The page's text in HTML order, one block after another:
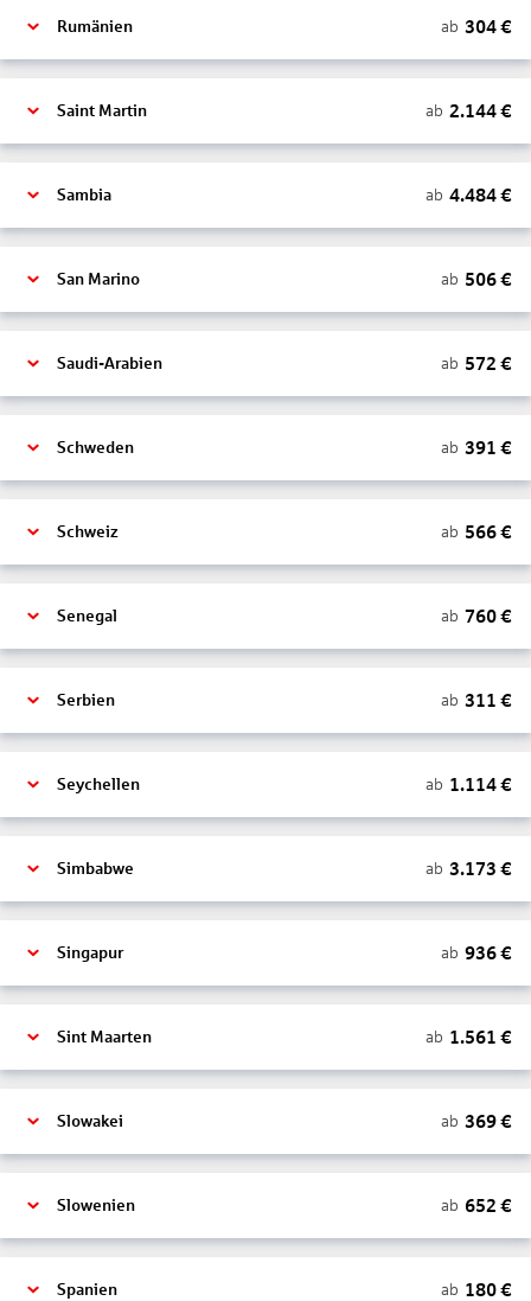
Rumänien ab 304€
Saint Martin ab 2.144€
Sambia ab 4.484€
San Marino ab 506€
Saudi-Arabien ab 572 €
Schweden ab 391 €
Schweiz ab 566€
Senegal ab 760€
Serbien ab 311 €
Seychellen ab 1.114€
Simbabwe ab 3.173 €
Singapur ab 936€
Sint Maarten ab 1.561 €
Slowakei ab 369€
Slowenien ab 652 €
Spanien ab 180€